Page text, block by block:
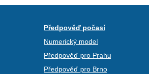
Předpověď počasí
Numerický model
Předpověď pro Prahu
Předpověď pro Brno